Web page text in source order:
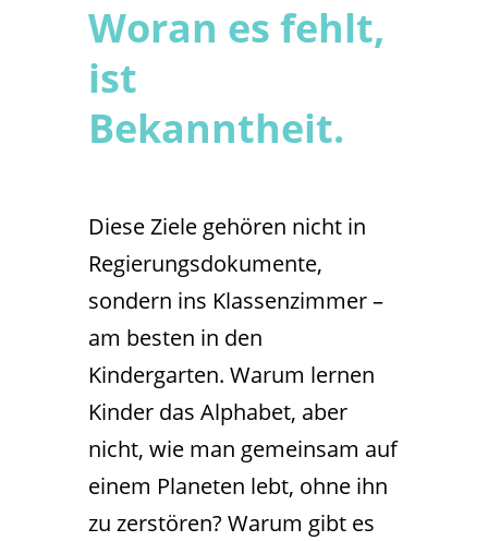
Woran es fehlt,
ist
Bekanntheit.
Diese Ziele gehören nicht in
Regierungsdokumente,
sondern ins Klassenzimmer –
am besten in den
Kindergarten. Warum lernen
Kinder das Alphabet, aber
nicht, wie man gemeinsam auf
einem Planeten lebt, ohne ihn
zu zerstören? Warum gibt es